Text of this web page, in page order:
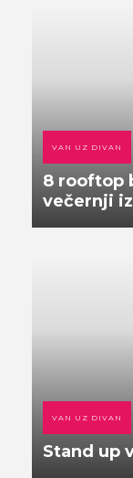
VAN UZ DIVAN
8 rooftop
večernji
VAN UZ DIVAN
Stand up